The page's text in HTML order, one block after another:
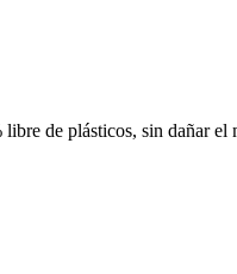
de plásticos, sin dañar